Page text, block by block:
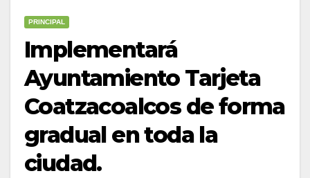
PRINCIPAL
Implementará
Ayuntamiento Tarjeta
Coatzacoalcos de forma
gradual en toda la
ciudad.